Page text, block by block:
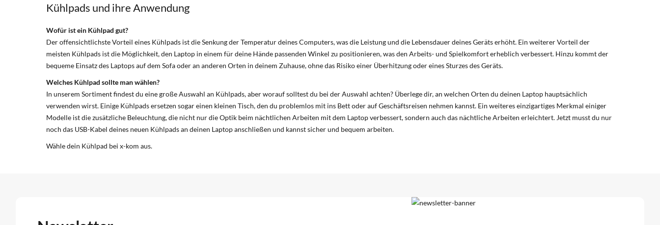
Kühlpads und ihre Anwendung
Wofür ist ein Kühlpad gut?
Der offensichtlichste Vorteil eines Kühlpads ist die Senkung der Temperatur deines Computers, was die Leistung und die Lebensdauer deines Geräts erhöht. Ein weiterer Vorteil der
meisten Kühlpads ist die Möglichkeit, den Laptop in einem für deine Hände passenden Winkel zu positionieren, was den Arbeits- und Spielkomfort erheblich verbessert. Hinzu kommt der
bequeme Einsatz des Laptops auf dem Sofa oder an anderen Orten in deinem Zuhause, ohne das Risiko einer Überhitzung oder eines Sturzes des Geräts.
Welches Kühlpad sollte man wählen?
In unserem Sortiment findest du eine große Auswahl an Kühlpads, aber worauf solltest du bei der Auswahl achten? Überlege dir, an welchen Orten du deinen Laptop hauptsächlich
verwenden wirst. Einige Kühlpads ersetzen sogar einen kleinen Tisch, den du problemlos mit ins Bett oder auf Geschäftsreisen nehmen kannst. Ein weiteres einzigartiges Merkmal einiger
Modelle ist die zusätzliche Beleuchtung, die nicht nur die Optik beim nächtlichen Arbeiten mit dem Laptop verbessert, sondern auch das nächtliche Arbeiten erleichtert. Jetzt musst du nur
noch das USB-Kabel deines neuen Kühlpads an deinen Laptop anschließen und kannst sicher und bequem arbeiten.
Wähle dein Kühlpad bei x-kom aus.